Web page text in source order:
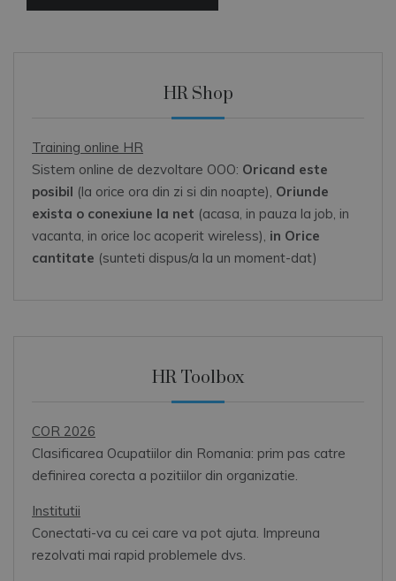
HR Shop
Training online HR
Sistem online de dezvoltare OOO: Oricand este
posibil (la orice ora din zi si din noapte), Oriunde
exista o conexiune la net (acasa, in pauza la job, in
vacanta, in orice loc acoperit wireless), in Orice
cantitate (sunteti dispus/a la un moment-dat)
HR Toolbox
COR 2026
Clasificarea Ocupatiilor din Romania: prim pas catre
definirea corecta a pozitiilor din organizatie.
Institutii
Conectati-va cu cei care va pot ajuta. Impreuna
rezolvati mai rapid problemele dvs.